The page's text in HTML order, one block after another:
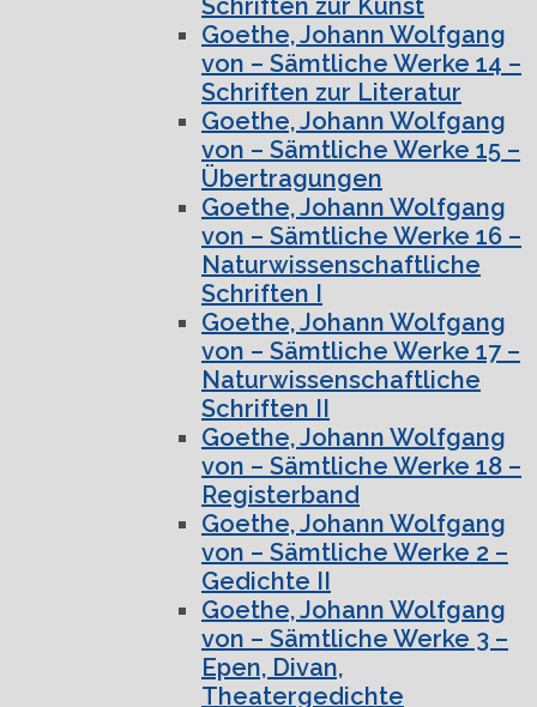
Schriften zur Kunst
Goethe, Johann Wolfgang
von – Sämtliche Werke 14 –
Schriften zur Literatur
Goethe, Johann Wolfgang
von – Sämtliche Werke 15 –
Übertragungen
Goethe, Johann Wolfgang
von – Sämtliche Werke 16 –
Naturwissenschaftliche
Schriften I
Goethe, Johann Wolfgang
von – Sämtliche Werke 17 –
Naturwissenschaftliche
Schriften II
Goethe, Johann Wolfgang
von – Sämtliche Werke 18 –
Registerband
Goethe, Johann Wolfgang
von – Sämtliche Werke 2 –
Gedichte II
Goethe, Johann Wolfgang
von – Sämtliche Werke 3 –
Epen, Divan,
Theatergedichte